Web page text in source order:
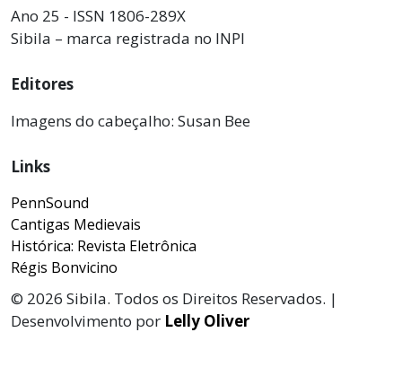
Ano 25 - ISSN 1806-289X
Sibila – marca registrada no INPI
Editores
Imagens do cabeçalho: Susan Bee
Links
PennSound
Cantigas Medievais
Histórica: Revista Eletrônica
Régis Bonvicino
© 2026 Sibila. Todos os Direitos Reservados. |
Desenvolvimento por Lelly Oliver